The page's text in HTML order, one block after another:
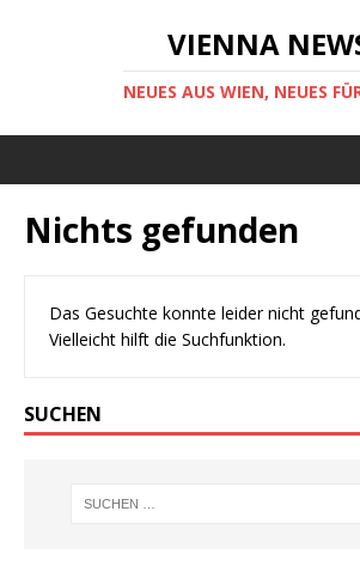
VIENNA
NEUES AUS WIEN, NEUES
Nichts gefunden
Das Gesuchte konnte leider nicht
Vielleicht hilft die Suchfunktion.
SUCHEN